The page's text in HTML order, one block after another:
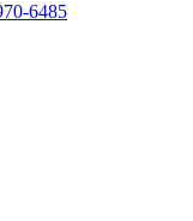
6485